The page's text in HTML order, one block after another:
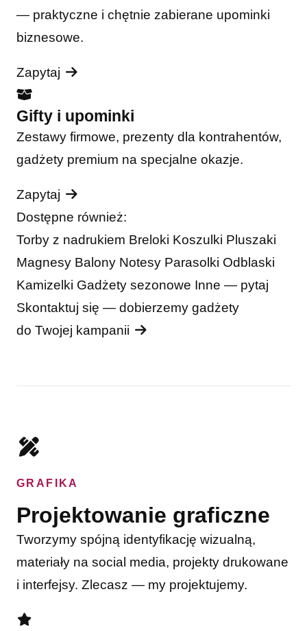
— praktyczne i chętnie zabierane upominki
biznesowe.
Zapytaj
Gifty i upominki
Zestawy firmowe, prezenty dla kontrahentów,
gadżety premium na specjalne okazje.
Zapytaj
Dostępne również:
Torby z nadrukiem Breloki Koszulki Pluszaki
Magnesy Balony Notesy Parasolki Odblaski
Kamizelki Gadżety sezonowe Inne — pytaj
Skontaktuj się — dobierzemy gadżety
do Twojej kampanii
GRAFIKA
Projektowanie graficzne
Tworzymy spójną identyfikację wizualną,
materiały na social media, projekty drukowane
i interfejsy. Zlecasz — my projektujemy.